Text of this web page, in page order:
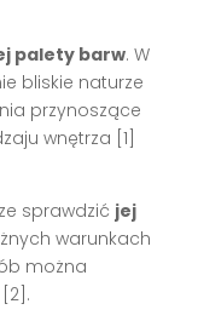
palety barw. W
bliskie naturze
przynoszące
wnętrza [1]
sprawdzić jej
warunkach
można